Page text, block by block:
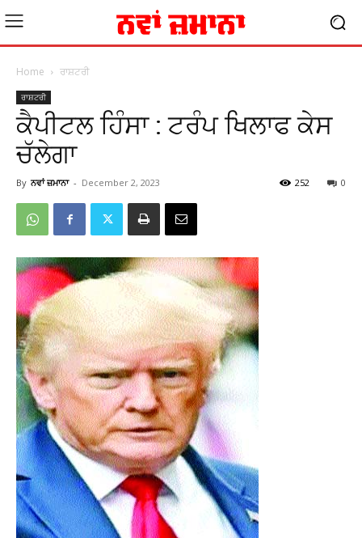
Home ਰਾਸ਼ਟਰੀ
ਰਾਸ਼ਟਰੀ
ਕੈਪੀਟਲ ਹਿੰਸਾ : ਟਰੰਪ ਖਿਲਾਫ ਕੇਸ
ਚੱਲੇਗਾ
By ਨਵਾਂ ਜ਼ਮਾਨਾ - December 2, 2023 0
252